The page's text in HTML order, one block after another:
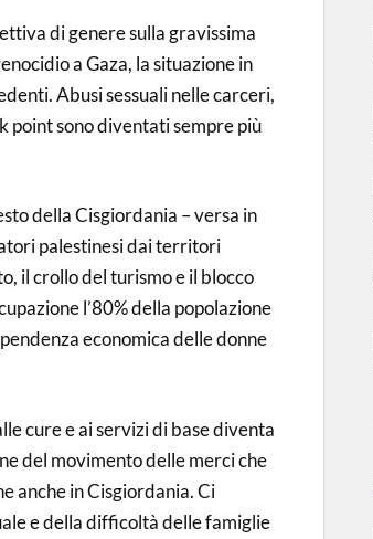
di genere sulla gravissima
a Gaza, la situazione in
Abusi sessuali nelle carceri,
point sono diventati sempre più
della Cisgiordania – versa in
palestinesi dai territori
il crollo del turismo e il blocco
l’80% della popolazione
economica delle donne
cure e ai servizi di base diventa
del movimento delle merci che
anche in Cisgiordania. Ci
e della difficoltà delle famiglie